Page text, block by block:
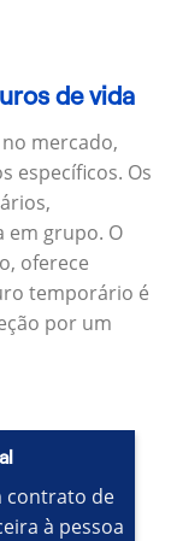
de vida
mercado,
específicos. Os
em grupo. O
oferece
temporário é
por um
contrato de
à pessoa